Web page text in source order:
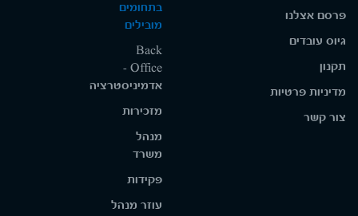
פרסם אצלנו
גיוס עובדים
תקנון
מדיניות פרטיות
צור קשר
בתחומים
מובילים
Back
Office -
אדמיניסטרציה
מזכירות
מנהל
משרד
פקידות
עוזר מנהל